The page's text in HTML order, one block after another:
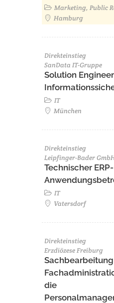
Marketing, Public
Hamburg
Direkteinstieg
SanData IT-Gruppe
Solution
IT
München
Direkteinstieg
Leipfinger-Bader
Technischer
IT
Vatersdorf
Direkteinstieg
Erzdiözese Freiburg
Sachbearbeitung
die